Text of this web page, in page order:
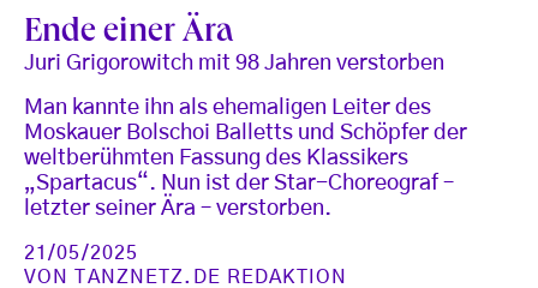
Ende einer Ära
Juri Grigorowitch mit 98 Jahren verstorben
Man kannte ihn als ehemaligen Leiter des
Moskauer Bolschoi Balletts und Schöpfer der
weltberühmten Fassung des Klassikers
„Spartacus“. Nun ist der Star-Choreograf –
letzter seiner Ära – verstorben.
21/05/2025
VON
TANZNETZ.DE REDAKTION